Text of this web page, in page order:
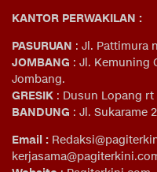
KANTOR PERWAKILAN :
PASURUAN : Jl. Pattimura
JOMBANG : Jl. Kemuning
Jombang.
GRESIK : Dusun Lopang
BANDUNG : Jl. Sukarame
Email :